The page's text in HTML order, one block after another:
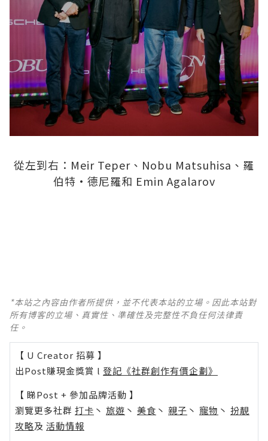
從左到右：Meir Teper、Nobu Matsuhisa、羅
伯特·德尼羅和 Emin Agalarov
*本站之內容由作者所提供，並不代表本站的立場。因此本站對
所有博客的立場、真實性、準確性及完整性不負任何法律責
任。
【 U Creator 招募 】
出Post賺現金獎賞 l 登記《社群創作有價企劃》
【 睇Post + 參加品牌活動 】
瀏覽更多社群 打卡 丶 旅遊 丶 美食 丶 親子 丶 寵物 丶 扮靚
攻略及 活動情報